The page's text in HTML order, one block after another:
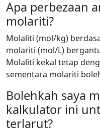
Apa perbezaan
molariti?
Molaliti (mol/kg)
molariti (mol/L)
Molaliti kekal tetap
sementara molariti
Bolehkah saya
kalkulator ini
terlarut?